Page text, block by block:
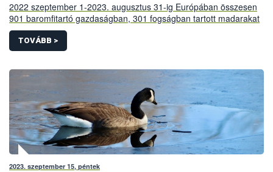
2022 szeptember 1-2023. augusztus 31-ig Európában összesen
901 baromfitartó gazdaságban, 301 fogságban tartott madarakat
tartó intézményben és 19.021 vadmadárban mutatták ki a
szakemberek a magas patogenitású madárinfluenza vírusát.
TOVÁBB >
2023. szeptember 15, péntek